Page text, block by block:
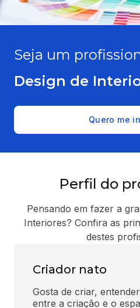
Seja um
Design de
Quero me
Perfil do
Pensando em fazer a
Interiores? Confira as
destes
Criador nato
Gosta de criar,
entre a criação e o